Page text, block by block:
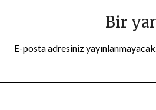
Bir
E-posta adresiniz